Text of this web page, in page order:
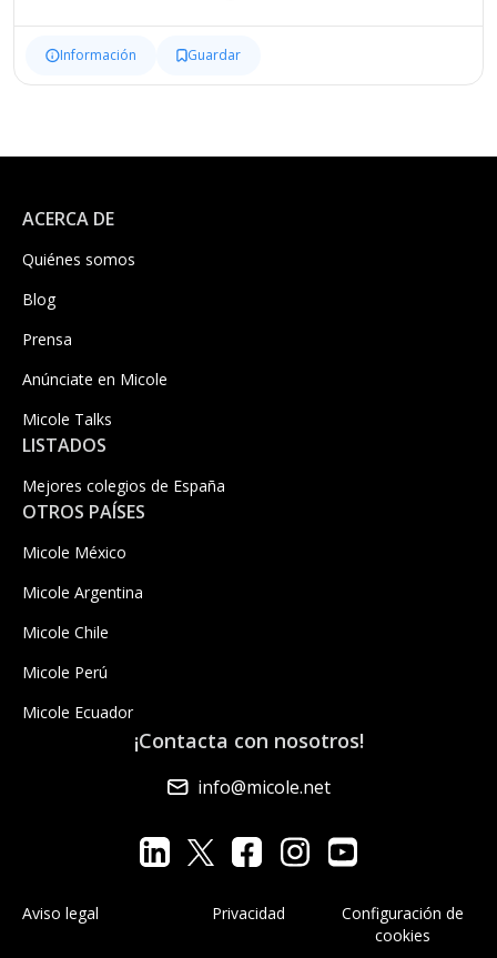
Información Guardar
ACERCA DE
Quiénes somos
Blog
Prensa
Anúnciate en Micole
Micole Talks
LISTADOS
Mejores colegios de España
OTROS PAÍSES
Micole México
Micole Argentina
Micole Chile
Micole Perú
Micole Ecuador
¡Contacta con nosotros!
info@micole.net
Aviso legal Privacidad
Configuración de
cookies